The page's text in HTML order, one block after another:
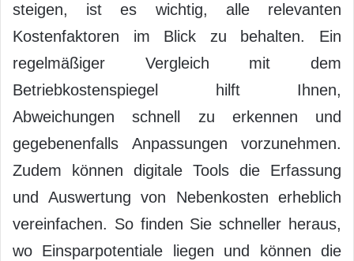
steigen, ist es wichtig, alle relevanten
Kostenfaktoren im Blick zu behalten. Ein
regelmäßiger Vergleich mit dem
Betriebkostenspiegel hilft Ihnen,
Abweichungen schnell zu erkennen und
gegebenenfalls Anpassungen vorzunehmen.
Zudem können digitale Tools die Erfassung
und Auswertung von Nebenkosten erheblich
vereinfachen. So finden Sie schneller heraus,
wo Einsparpotentiale liegen und können die